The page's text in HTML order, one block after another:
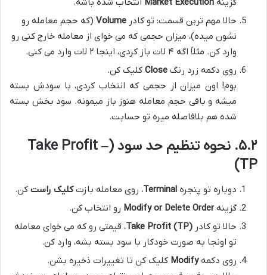
گزینه Market Execution انتخاب شده باشه.
حالا مهم ترین قسمت: تو کادر Volume (که حجم معامله رو
نشون میده)، میزان حجمی که می خوای از معامله خارج کنی رو
وارد کن. مثلاً اگه ۴ لات باز کردی، اینجا ۲ لات وارد می کنی.
روی دکمه زرد رنگ Close کلیک کن.
بوم! اون میزان از حجمی که انتخاب کردی، با سودش بسته
میشه و باقی حجم معامله هنوز باز میمونه. سود بخش بسته
شده هم بلافاصله میره تو حسابت.
۵.۲. نحوه تنظیم حد سود (Take Profit –
TP)
دوباره تو پنجره Terminal، روی معامله بازتکلیک راست کن.
گزینهModify or Delete Order رو انتخاب کن.
حالا تو کادر Take Profit (TP)، قیمتی رو که می خوای معامله
تو اونجا به صورت خودکار با سود بسته بشه، وارد کن.
روی دکمهModify کلیک کن تا تغییرات ذخیره بشن.